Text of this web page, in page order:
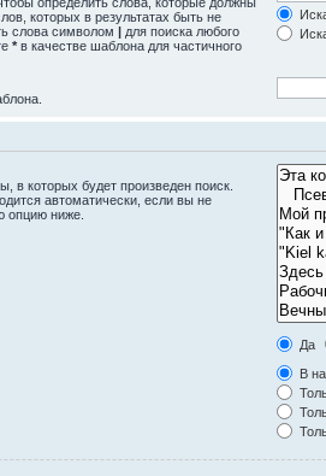
которых в результатах быть не
слова символом | для поиска любого
* в качестве шаблона для частичного
которых будет произведен поиск.
автоматически, если вы не
опцию ниже.
Да
В